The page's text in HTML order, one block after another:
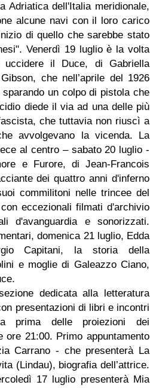
Adriatica dell'Italia meridionale,
alcune navi con il loro carico
di quello che sarebbe stato
Venerdì 19 luglio è la volta
il Duce, di Gabriella
che nell’aprile del 1926
un colpo di pistola che
diede il via ad una delle più
che tuttavia non riuscì a
avvolgevano la vicenda. La
al centro – sabato 20 luglio -
e Furore, di Jean-Francois
dei quattro anni d'inferno
commilitoni nelle trincee del
eccezionali filmati d'archivio
d'avanguardia e sonorizzati.
domenica 21 luglio, Edda
Capitani, la storia della
e moglie di Galeazzo Ciano,
dedicata alla letteratura
presentazioni di libri e incontri
prima delle proiezioni dei
ore 21:00. Primo appuntamento
Carrano - che presenterà La
(Lindau), biografia dell’attrice.
17 luglio presenterà Mia